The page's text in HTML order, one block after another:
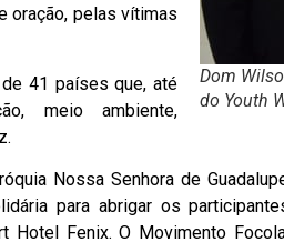
Dom
do Youth
oração, pelas vítimas
41 países que, até
meio ambiente,
Nossa Senhora de
para abrigar os
Hotel Fenix. O Movimento